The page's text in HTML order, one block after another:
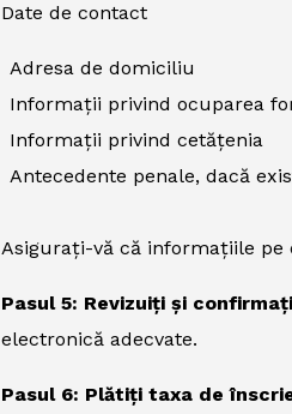
Date de contact
Adresa de domiciliu
Informații privind ocuparea
Informații privind cetățenia
Antecedente penale, dacă
Asigurați-vă că informațiile
Pasul 5: Revizuiți și
electronică adecvate.
Pasul 6: Plătiți taxa de